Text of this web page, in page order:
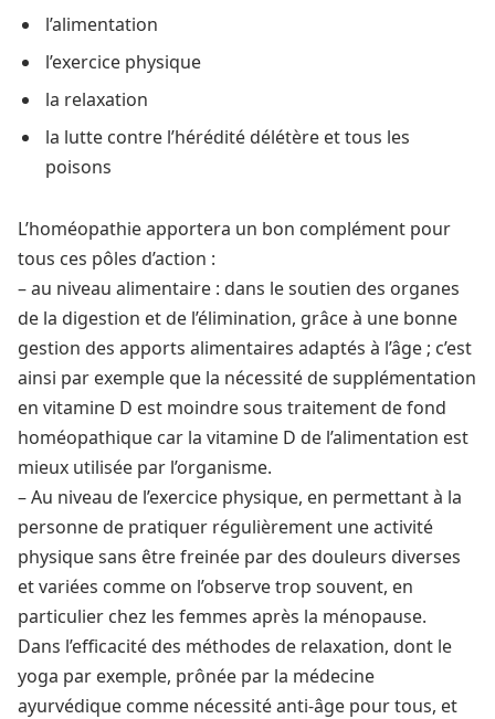
l’alimentation
l’exercice physique
la relaxation
la lutte contre l’hérédité délétère et tous les
poisons
L’homéopathie apportera un bon complément pour
tous ces pôles d’action :
– au niveau alimentaire : dans le soutien des organes
de la digestion et de l’élimination, grâce à une bonne
gestion des apports alimentaires adaptés à l’âge ; c’est
ainsi par exemple que la nécessité de supplémentation
en vitamine D est moindre sous traitement de fond
homéopathique car la vitamine D de l’alimentation est
mieux utilisée par l’organisme.
– Au niveau de l’exercice physique, en permettant à la
personne de pratiquer régulièrement une activité
physique sans être freinée par des douleurs diverses
et variées comme on l’observe trop souvent, en
particulier chez les femmes après la ménopause.
Dans l’efficacité des méthodes de relaxation, dont le
yoga par exemple, prônée par la médecine
ayurvédique comme nécessité anti-âge pour tous, et